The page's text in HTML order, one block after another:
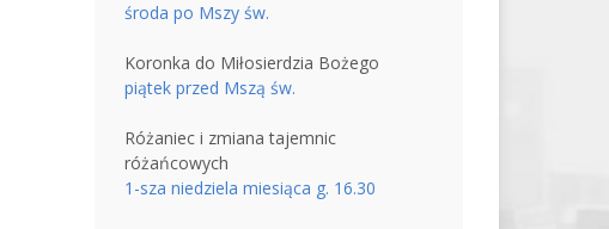
środa po Mszy św.
Koronka do Miłosierdzia Bożego
piątek przed Mszą św.
Różaniec i zmiana tajemnic
różańcowych
1-sza niedziela miesiąca g. 16.30